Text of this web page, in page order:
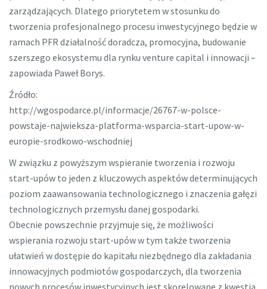
zarządzających. Dlatego priorytetem w stosunku do
tworzenia profesjonalnego procesu inwestycyjnego będzie w
ramach PFR działalność doradcza, promocyjna, budowanie
szerszego ekosystemu dla rynku venture capital i innowacji –
zapowiada Paweł Borys.
Źródło:
http://wgospodarce.pl/informacje/26767-w-polsce-
powstaje-najwieksza-platforma-wsparcia-start-upow-w-
europie-srodkowo-wschodniej
W związku z powyższym wspieranie tworzenia i rozwoju
start-upów to jeden z kluczowych aspektów determinujących
poziom zaawansowania technologicznego i znaczenia gałęzi
technologicznych przemysłu danej gospodarki.
Obecnie powszechnie przyjmuje się, że możliwości
wspierania rozwoju start-upów w tym także tworzenia
ułatwień w dostępie do kapitału niezbędnego dla zakładania
innowacyjnych podmiotów gospodarczych, dla tworzenia